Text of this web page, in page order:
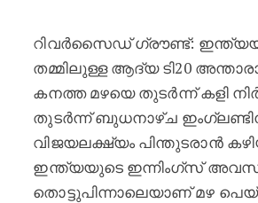
റിവർസൈഡ് ഗ്രൗണ്ട്:
തമ്മിലുള്ള ആദ്യ ടി20
കനത്ത മഴയെ തുടർന്ന് കളി
തുടർന്ന് ബുധനാഴ്ച
വിജയലക്ഷ്യം പിന്തുടരാൻ
ഇന്ത്യയുടെ ഇന്നിംഗ്സ്
തൊട്ടുപിന്നാലെയാണ് മഴ